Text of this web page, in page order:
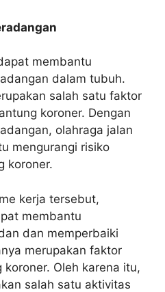
membantu
dalam tubuh.
salah satu faktor
koroner. Dengan
olahraga jalan
mengurangi risiko
koroner.
kerja tersebut,
membantu
dan memperbaiki
merupakan faktor
Oleh karena itu,
salah satu aktivitas